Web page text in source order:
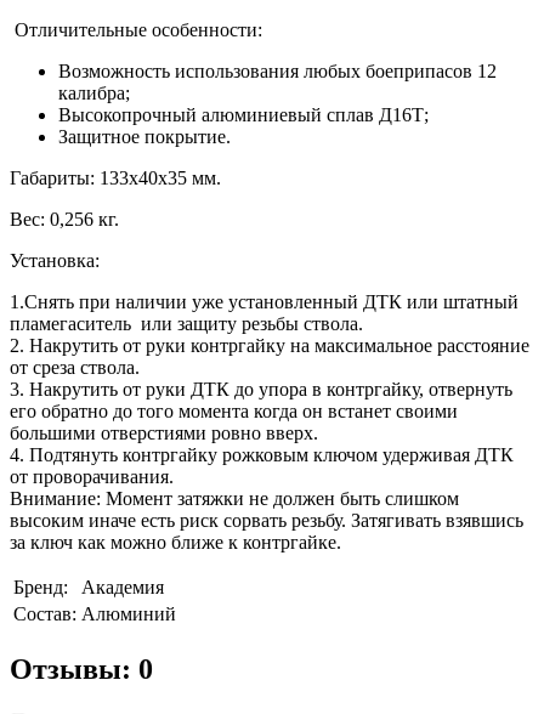
Отличительные особенности:
Возможность использования любых боеприпасов 12
калибра;
Высокопрочный алюминиевый сплав Д16Т;
Защитное покрытие.
​Габариты: 133х40х35 мм.
Вес: 0,256 кг.
Установка:
1.Снять при наличии уже установленный ДТК или штатный
пламегаситель или защиту резьбы ствола.
2. Накрутить от руки контргайку на максимальное расстояние
от среза ствола.
3. Накрутить от руки ДТК до упора в контргайку, отвернуть
его обратно до того момента когда он встанет своими
большими отверстиями ровно вверх.
4. Подтянуть контргайку рожковым ключом удерживая ДТК
от проворачивания.
Внимание: Момент затяжки не должен быть слишком
высоким иначе есть риск сорвать резьбу. Затягивать взявшись
за ключ как можно ближе к контргайке.
Бренд:
Академия
Состав: Алюминий
Отзывы: 0